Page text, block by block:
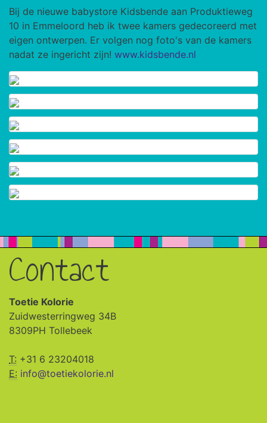
Bij de nieuwe babystore Kidsbende aan Produktieweg
10 in Emmeloord heb ik twee kamers gedecoreerd met
eigen ontwerpen. Er volgen nog foto's van de kamers
nadat ze ingericht zijn! www.kidsbende.nl
Contact
Toetie Kolorie
Zuidwesterringweg 34B
8309PH Tollebeek
T: +31 6 23204018
E: info@toetiekolorie.nl